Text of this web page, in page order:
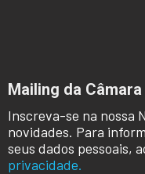
Mailing da
Inscreva-se na nossa
novidades. Para
seus dados pessoais,
privacidade.